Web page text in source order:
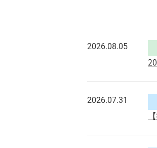
2026.08.05
2026.07.31